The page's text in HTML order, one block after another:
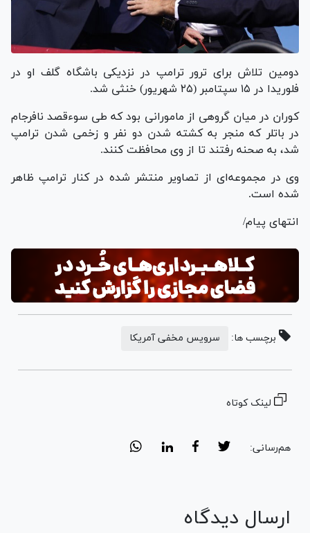
دومین تلاش برای ترور ترامپ در نزدیکی باشگاه گلف او در
فلوریدا در ۱۵ سپتامبر (۲۵ شهریور) خنثی شد.
کوران در میان گروهی از مامورانی بود که طی سوءقصد نافرجام
در باتلر که منجر به کشته شدن دو نفر و زخمی شدن ترامپ
شد، به صحنه رفتند تا از وی محافظت کنند.
وی در مجموعه‌ای از تصاویر منتشر شده در کنار ترامپ ظاهر
شده است.
انتهای پیام/
برچسب ها: سرویس مخفی آمریکا
لینک کوتاه
هم‌رسانی:
ارسال دیدگاه